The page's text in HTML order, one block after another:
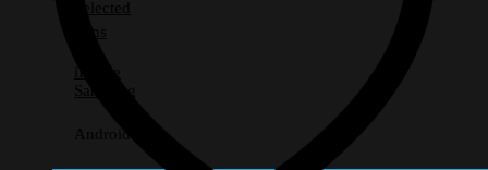
Selected
Lens
iPhone
Samsung
Android อื่นๆ